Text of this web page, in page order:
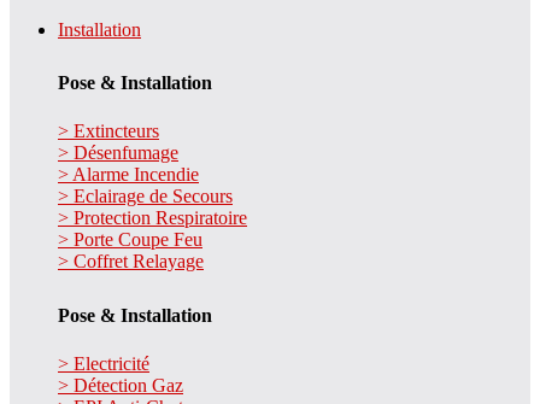
Installation
Pose & Installation
> Extincteurs
> Désenfumage
> Alarme Incendie
> Eclairage de Secours
> Protection Respiratoire
> Porte Coupe Feu
> Coffret Relayage
Pose & Installation
> Electricité
> Détection Gaz